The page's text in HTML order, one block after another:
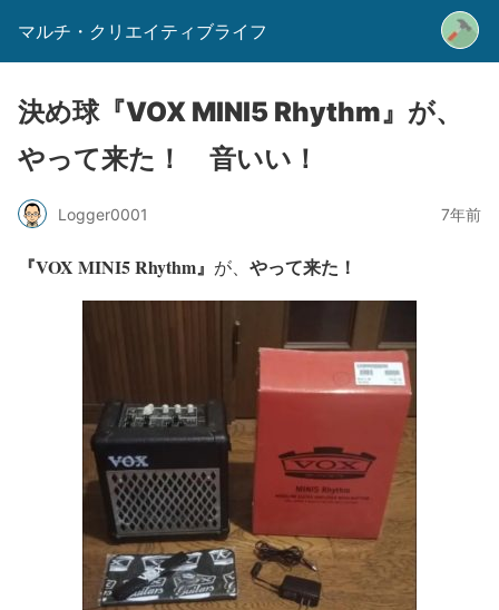
マルチ・クリエイティブライフ
決め球『VOX MINI5 Rhythm』が、
やって来た！ 音いい！
Logger0001 7年前
『VOX MINI5 Rhythm』 が、 やって来た！